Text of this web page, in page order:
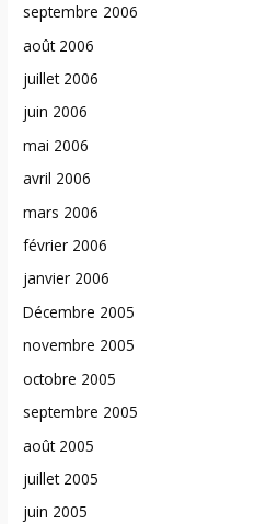
septembre 2006
août 2006
juillet 2006
juin 2006
mai 2006
avril 2006
mars 2006
février 2006
janvier 2006
Décembre 2005
novembre 2005
octobre 2005
septembre 2005
août 2005
juillet 2005
juin 2005